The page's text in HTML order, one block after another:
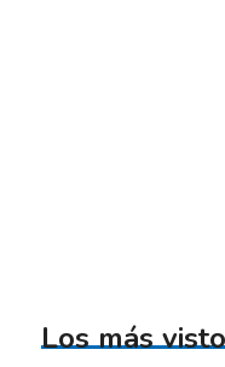
Los más